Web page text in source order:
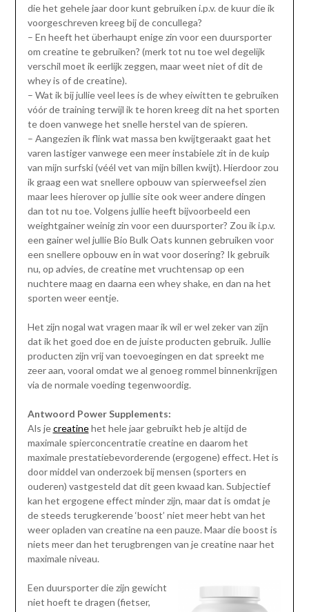
die het gehele jaar door kunt gebruiken i.p.v. de kuur die ik
voorgeschreven kreeg bij de concullega?
– En heeft het überhaupt enige zin voor een duursporter
om creatine te gebruiken? (merk tot nu toe wel degelijk
verschil moet ik eerlijk zeggen, maar weet niet of dit de
whey is of de creatine).
– Wat ik bij jullie veel lees is de whey eiwitten te gebruiken
vóór de training terwijl ik te horen kreeg dit na het sporten
te doen vanwege het snelle herstel van de spieren.
– Aangezien ik flink wat massa ben kwijtgeraakt gaat het
varen lastiger vanwege een meer instabiele zit in de kuip
van mijn surfski (véél vet van mijn billen kwijt). Hierdoor zou
ik graag een wat snellere opbouw van spierweefsel zien
maar lees hierover op jullie site ook weer andere dingen
dan tot nu toe. Volgens jullie heeft bijvoorbeeld een
weightgainer weinig zin voor een duursporter? Zou ik i.p.v.
een gainer wel jullie Bio Bulk Oats kunnen gebruiken voor
een snellere opbouw en in wat voor dosering? Ik gebruik
nu, op advies, de creatine met vruchtensap op een
nuchtere maag en daarna een whey shake, en dan na het
sporten weer eentje.
Het zijn nogal wat vragen maar ik wil er wel zeker van zijn
dat ik het goed doe en de juiste producten gebruik. Jullie
producten zijn vrij van toevoegingen en dat spreekt me
zeer aan, vooral omdat we al genoeg rommel binnenkrijgen
via de normale voeding tegenwoordig.
Antwoord Power Supplements:
Als jecreatinehet hele jaar gebruikt heb je altijd de
maximale spierconcentratie creatine en daarom het
maximale prestatiebevorderende (ergogene) effect. Het is
door middel van onderzoek bij mensen (sporters en
ouderen) vastgesteld dat dit geen kwaad kan. Subjectief
kan het ergogene effect minder zijn, maar dat is omdat je
de steeds terugkerende ‘boost’ niet meer hebt van het
weer opladen van creatine na een pauze. Maar die boost is
niets meer dan het terugbrengen van je creatine naar het
maximale niveau.
Een duursporter die zijn gewicht
niet hoeft te dragen (fietser,